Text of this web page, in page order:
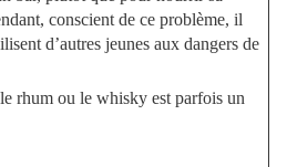
conscient de ce problème, il
d’autres jeunes aux dangers de
rhum ou le whisky est parfois un